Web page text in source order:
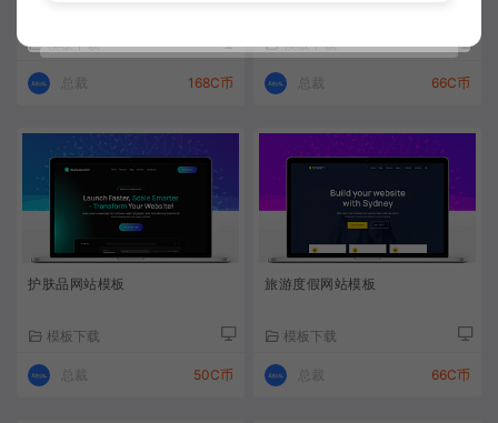
模板下载
总裁 168C币
模板下载
总裁 66C币
护肤品网站模板
模板下载
总裁 50C币
旅游度假网站模板
模板下载
总裁 66C币